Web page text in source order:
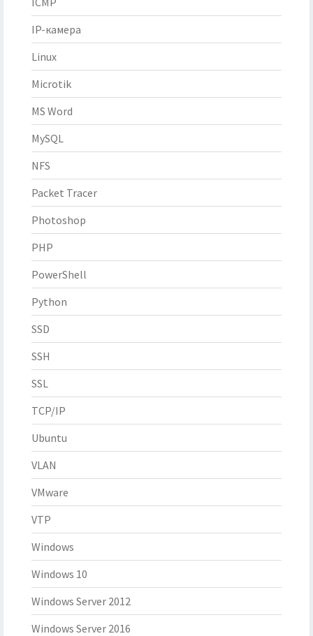
IP-камера
Linux
Microtik
MS Word
MySQL
NFS
Packet Tracer
Photoshop
PHP
PowerShell
Python
SSD
SSH
SSL
TCP/IP
Ubuntu
VLAN
VMware
VTP
Windows
Windows 10
Windows Server 2012
Windows Server 2016